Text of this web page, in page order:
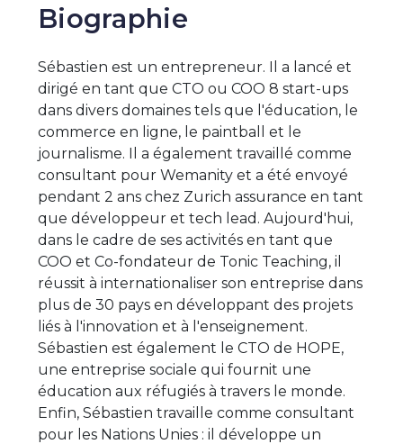
Biographie
Sébastien est un entrepreneur. Il a lancé et
dirigé en tant que CTO ou COO 8 start-ups
dans divers domaines tels que l'éducation, le
commerce en ligne, le paintball et le
journalisme. Il a également travaillé comme
consultant pour Wemanity et a été envoyé
pendant 2 ans chez Zurich assurance en tant
que développeur et tech lead. Aujourd'hui,
dans le cadre de ses activités en tant que
COO et Co-fondateur de Tonic Teaching, il
réussit à internationaliser son entreprise dans
plus de 30 pays en développant des projets
liés à l'innovation et à l'enseignement.
Sébastien est également le CTO de HOPE,
une entreprise sociale qui fournit une
éducation aux réfugiés à travers le monde.
Enfin, Sébastien travaille comme consultant
pour les Nations Unies : il développe un